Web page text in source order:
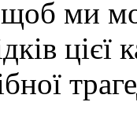
ми